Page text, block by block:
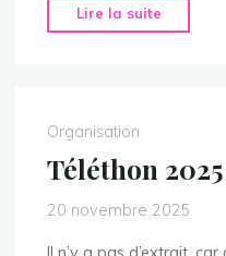
Lire la suite
Vestes
!"
Organisation
Téléthon
20 novembre 2025